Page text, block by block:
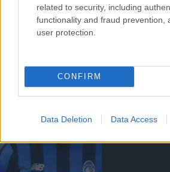
related to security, including
functionality and fraud prevention,
user protection.
CONFIRM
Data Deletion Data Access
ANDREY
MEGEGYEZETT
CHELSEA-VEL -
EGYEZSÉG
EDERSON